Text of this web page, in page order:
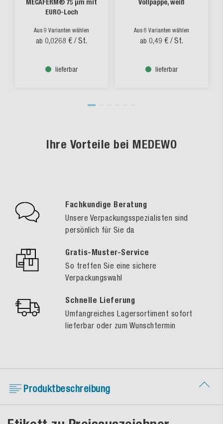
MECAFERM® 75 µm mit
EURO-Loch
Aus 9 Varianten wählen
ab 0,0268 € / St.
lieferbar
Vollpappe, weiß
Aus 6 Varianten wählen
ab 0,49 € / St.
lieferbar
Ihre Vorteile bei MEDEWO
Fachkundige Beratung
Unsere Verpackungsspezialisten sind
persönlich für Sie da
Gratis-Muster-Service
So treffen Sie eine sichere
Verpackungswahl
Schnelle Lieferung
Umfangreiches Lagersortiment sofort
lieferbar oder zum Wunschtermin
Produktbeschreibung